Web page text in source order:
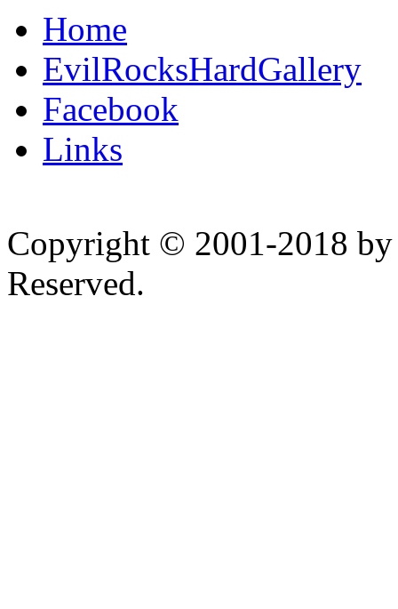
Home
EvilRocksHardGallery
Facebook
Links
Copyright © 2001-2018
Reserved.